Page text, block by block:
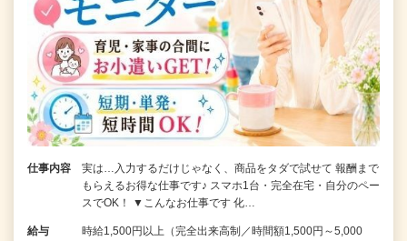
仕事内容
実は…入力するだけじゃなく、商品をタダで試せて 報酬まで
もらえるお得な仕事です♪ スマホ1台・完全在宅・自分のペー
スでOK！ ▼こんなお仕事です 化…
給与
時給1,500円以上（完全出来高制／時間額1,500円～5,000